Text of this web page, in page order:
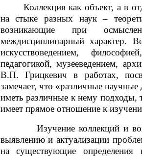
Коллекция как объект, а в
на стыке разных наук –
возникающие при
междисциплинарный характер.
искусствоведением,
педагогикой, музееведением,
В.П. Грицкевич в работах,
замечает, что «различные
иметь различные к нему подходы,
имеет прямое отношение к
Изучение коллекций и
выявлению и актуализации
на существующие определения